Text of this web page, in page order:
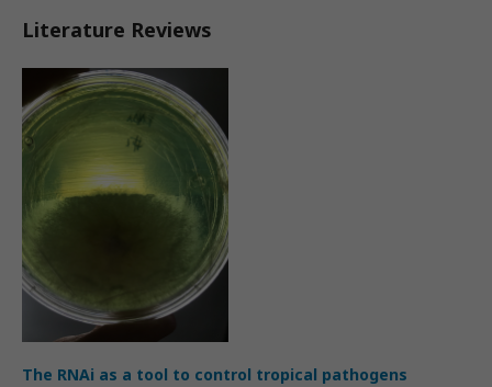
Literature Reviews
The RNAi as a tool to control tropical pathogens